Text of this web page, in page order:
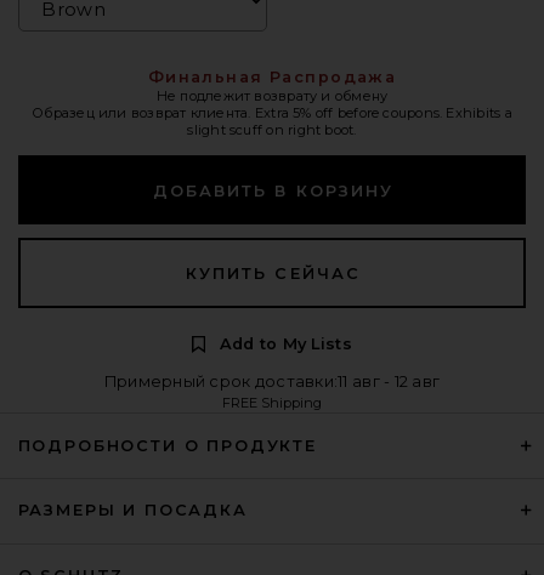
Финальная Распродажа
Не подлежит возврату и обмену
Образец или возврат клиента. Extra 5% off before coupons. Exhibits a
slight scuff on right boot.
ДОБАВИТЬ В КОРЗИНУ
КУПИТЬ СЕЙЧАС
Add to My Lists
Примерный срок доставки:11 авг - 12 авг
FREE Shipping
ПОДРОБНОСТИ О ПРОДУКТЕ
РАЗМЕРЫ И ПОСАДКА